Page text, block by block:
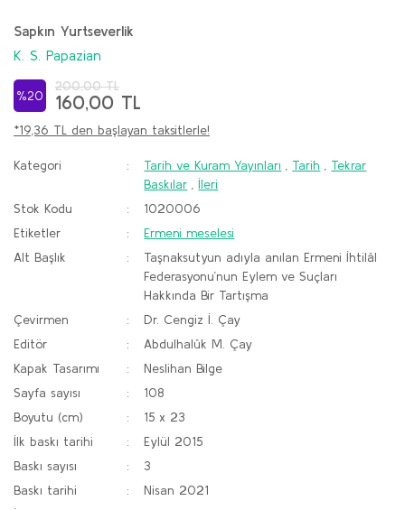
Sapkın Yurtseverlik
K. S. Papazian
%20
200,00 TL
160,00 TL
*19,36 TL den başlayan taksitlerle!
Kategori Tarih ve Kuram Yayınları Tarih
Tekrar
Baskılar
,İleri
Stok Kodu
1020006
Etiketler
Ermeni meselesi
Alt Başlık
Taşnaksutyun adıyla anılan Ermeni İhtilâl
Federasyonu’nun Eylem ve Suçları
Hakkında Bir Tartışma
Çevirmen
Dr. Cengiz İ. Çay
Editör
Abdulhalûk M. Çay
Kapak Tasarımı
Neslihan Bilge
Sayfa sayısı
108
Boyutu (cm)
15 x 23
İlk baskı tarihi
Eylül 2015
Baskı sayısı
3
Baskı tarihi
Nisan 2021